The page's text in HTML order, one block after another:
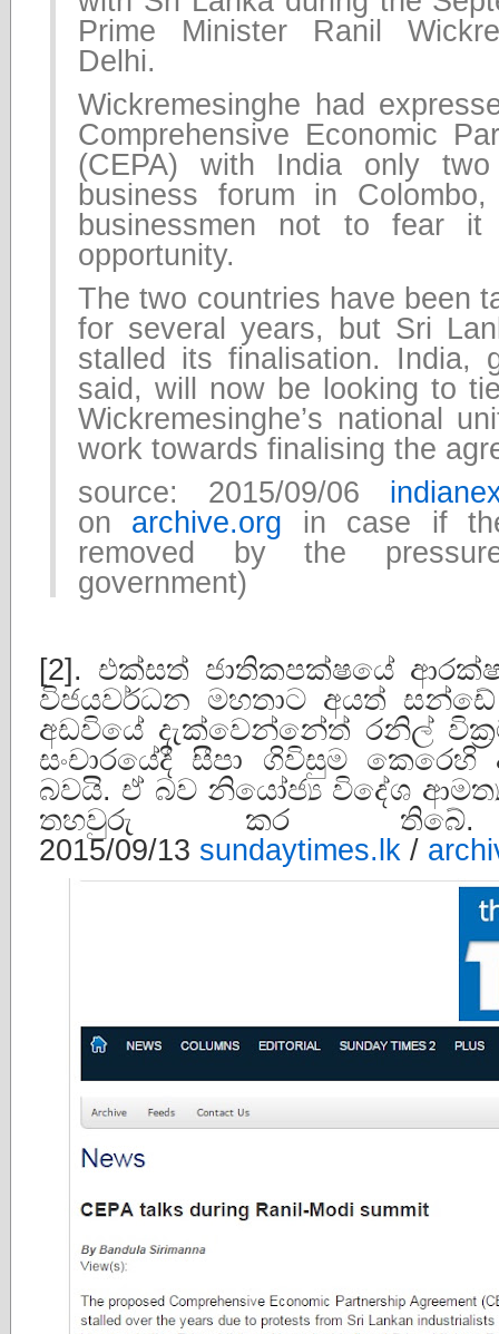
Prime Minister Ranil
Delhi.
Wickremesinghe had
Comprehensive Economic
(CEPA) with India only
business forum in
businessmen not to fear
opportunity.
The two countries have been
for several years, but Sri
stalled its finalisation. India,
said, will now be looking to
Wickremesinghe’s national
work towards finalising the
source: 2015/09/06
on archive.org in case if
removed by the
government)
[2]. එක්සත් ජාතිකපක්ෂයේ
විජයවර්ධන මහතාට අයත්
අඩවියේ දැක්වෙන්නේත් රනිල්
සංචාරයේදී සීපා ගිවිසුම
බවයි. ඒ බව නියෝජ්‍ය විදේශ
තහවුරු කර
2015/09/13 sundaytimes.lk /